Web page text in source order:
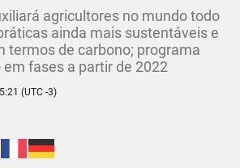
agricultores no mundo todo
ainda mais sustentáveis e
termos de carbono; programa
em fases a partir de 2022
(UTC -3)